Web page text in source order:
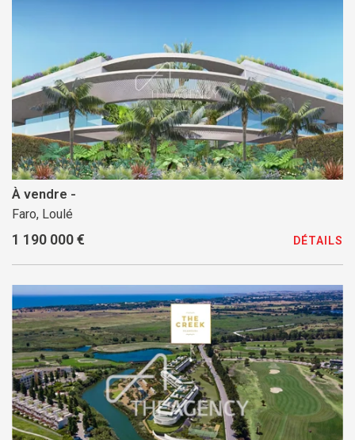
À vendre -
Faro, Loulé
1 190 000 € DÉTAILS